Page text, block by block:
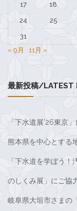
17 18
24 25
31
« 9月
11月 »
最新投稿/LATEST
「下水道展’26東京
熊本県を中心とする
「下水道を学ぼう
のしくみ展」にご協
岐阜県大垣市さまの